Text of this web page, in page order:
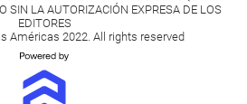
SIN LA AUTORIZACIÓN EXPRESA DE LOS
EDITORES
Américas 2022. All rights reserved